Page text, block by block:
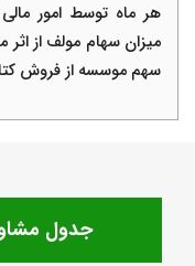
هر ماه توسط امور
میزان سهام مولف از اثر
سهم موسسه از فروش
جدول